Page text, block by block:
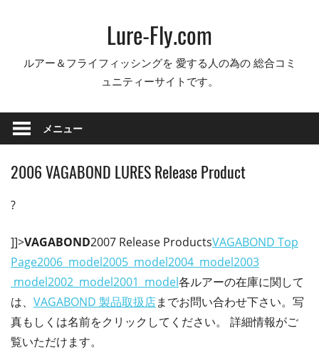
Lure-Fly.com
ルアー＆フライフィッシングを 愛する人の為の 総合コミ
ュニティーサイトです。
メニュー
2006 VAGABOND LURES Release Product
?
]]>VAGABOND2007 Release ProductsVAGABOND Top
Page2006 model2005 model2004 model2003
model2002 model2001 model各ルアーの在庫に関して
は、 VAGABOND 製品取扱店までお問い合わせ下さい。写
真もしくは名前をクリックしてください。 詳細情報がご
覧いただけます。